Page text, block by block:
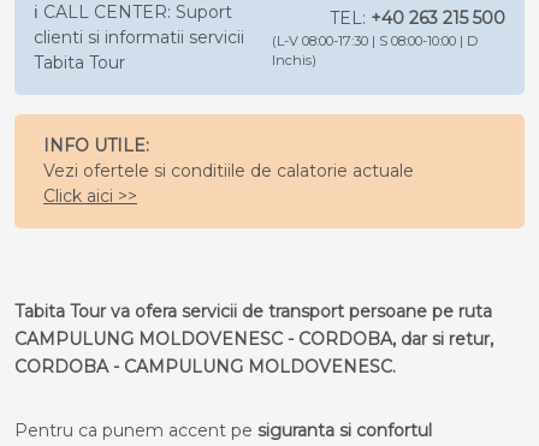
ℹ️ CALL CENTER: Suport
clienti si informatii servicii
Tabita Tour
TEL: +40 263 215 500
(L-V 08:00-17:30 | S 08:00-10:00 | D
Inchis)
INFO UTILE:
Vezi ofertele si conditiile de calatorie actuale
Click aici >>
Tabita Tour va ofera servicii de transport persoane pe ruta
CAMPULUNG MOLDOVENESC - CORDOBA, dar si retur,
CORDOBA - CAMPULUNG MOLDOVENESC.
Pentru ca punem accent pe siguranta si confortul